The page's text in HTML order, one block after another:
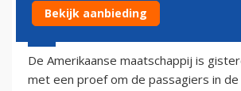
22 april 2003 - 2:00
De Amerikaanse maatschappij is
met een proef om de passagiers in de
Bekijk aanbieding